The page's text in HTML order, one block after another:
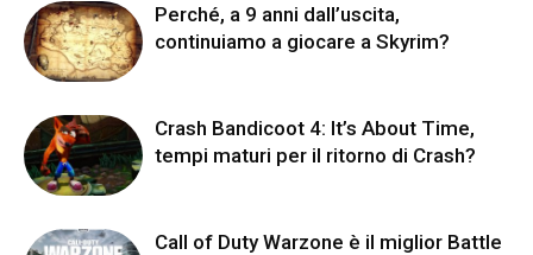
Perché, a 9 anni dall’uscita,
continuiamo a giocare a Skyrim?
Crash Bandicoot 4: It’s About Time,
tempi maturi per il ritorno di Crash?
Call of Duty Warzone è il miglior Battle